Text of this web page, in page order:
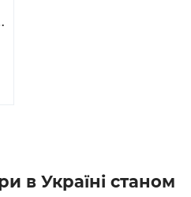
в Україні станом